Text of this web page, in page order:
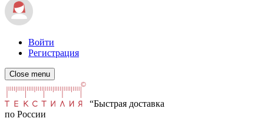
Войти
Регистрация
Close menu
“Быстрая доставка
по России